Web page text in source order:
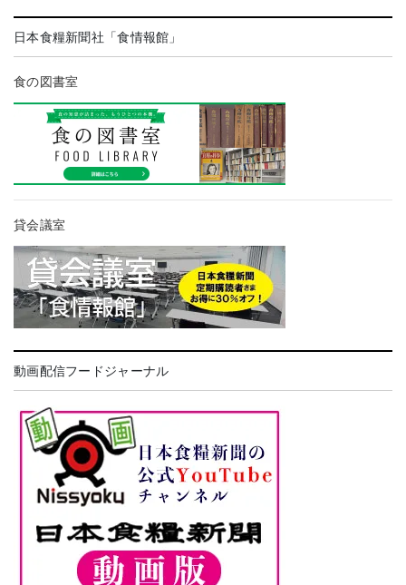
日本食糧新聞社「食情報館」
食の図書室
貸会議室
動画配信フードジャーナル